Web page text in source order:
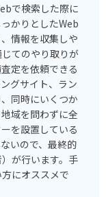
で検索した際に
かりとしたWeb
情報を収集しや
てのやり取りが
定を依頼できる
グサイト、ラン
同時にいくつか
域を問わずに全
を設置している
いので、最終的
が行います。手
にオススメで